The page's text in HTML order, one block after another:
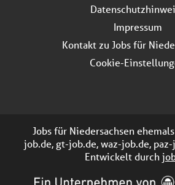
Impressum
Kontakt zu Jobs für
Cookie-
Jobs für Niedersachsen
job.de, gt-job.de, waz-job.de,
Entwickelt durch